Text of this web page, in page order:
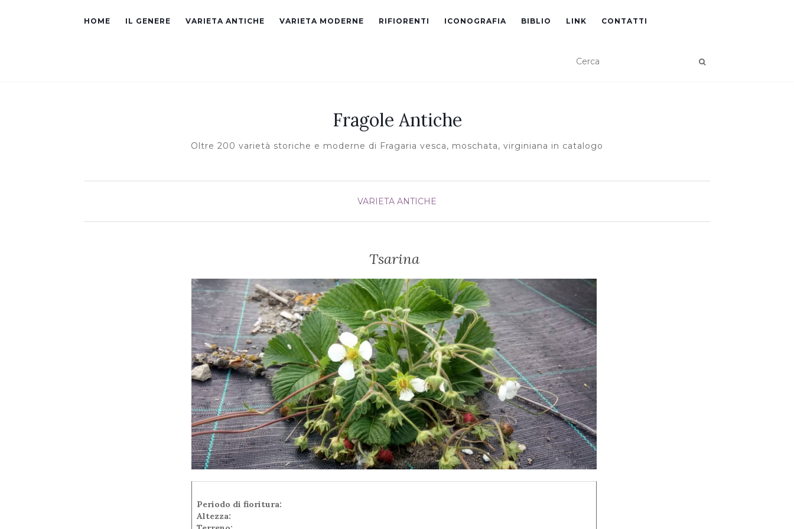
HOME IL GENERE VARIETA ANTICHE VARIETA MODERNE RIFIORENTI ICONOGRAFIA BIBLIO LINK CONTATTI
Fragole Antiche
Oltre 200 varietà storiche e moderne di Fragaria vesca, moschata, virginiana in catalogo
VARIETA ANTICHE
Tsarina
Periodo di fioritura:
Altezza: